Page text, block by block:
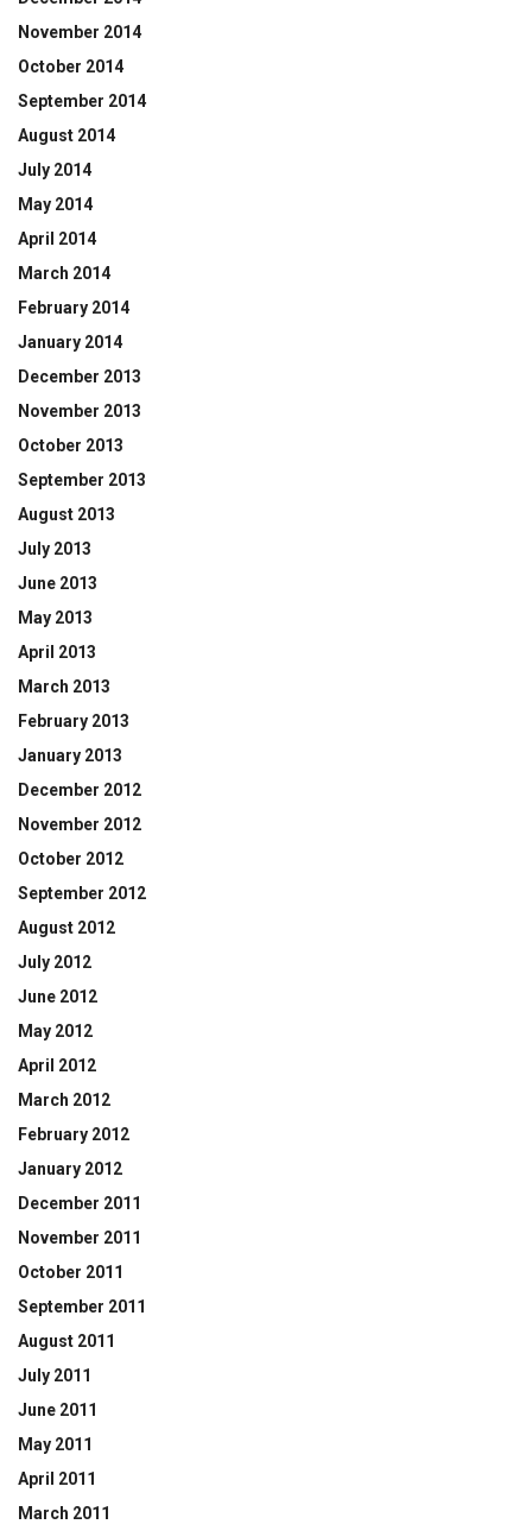
November 2014
October 2014
September 2014
August 2014
July 2014
May 2014
April 2014
March 2014
February 2014
January 2014
December 2013
November 2013
October 2013
September 2013
August 2013
July 2013
June 2013
May 2013
April 2013
March 2013
February 2013
January 2013
December 2012
November 2012
October 2012
September 2012
August 2012
July 2012
June 2012
May 2012
April 2012
March 2012
February 2012
January 2012
December 2011
November 2011
October 2011
September 2011
August 2011
July 2011
June 2011
May 2011
April 2011
March 2011